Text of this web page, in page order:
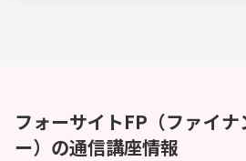
フォーサイトFP（ファイ
ー） の通信講座情報